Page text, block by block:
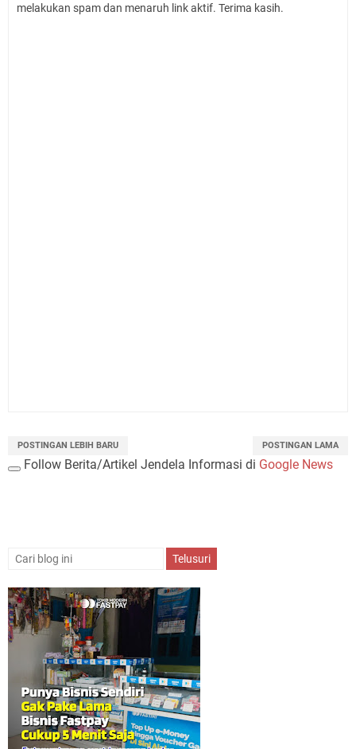
melakukan spam dan menaruh link aktif. Terima kasih.
POSTINGAN LEBIH BARU POSTINGAN LAMA
Follow Berita/Artikel Jendela Informasi di Google News